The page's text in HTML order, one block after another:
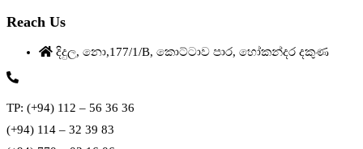
Reach Us
දිදුල, නො,177/1/B, කොට්ටාව පාර, හෝකන්දර දකුණ
TP: (+94) 112 – 56 36 36
(+94) 114 – 32 39 83